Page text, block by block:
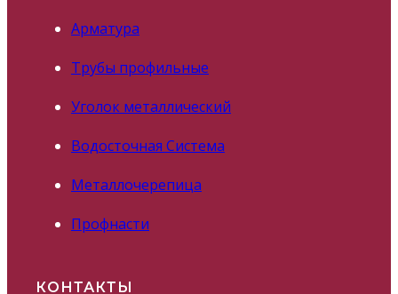
Арматура
Трубы профильные
Уголок металлический
Водосточная Система
Металлочерепица
Профнасти
КОНТАКТЫ